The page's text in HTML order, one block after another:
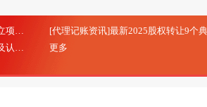
[代理记账资讯]研发费用加计扣除：研发项目立项的注意事项 (2025-10-20)
[代理记账资讯]北京市专精特新中小企业申报及认定 (2025-08-28)
更多